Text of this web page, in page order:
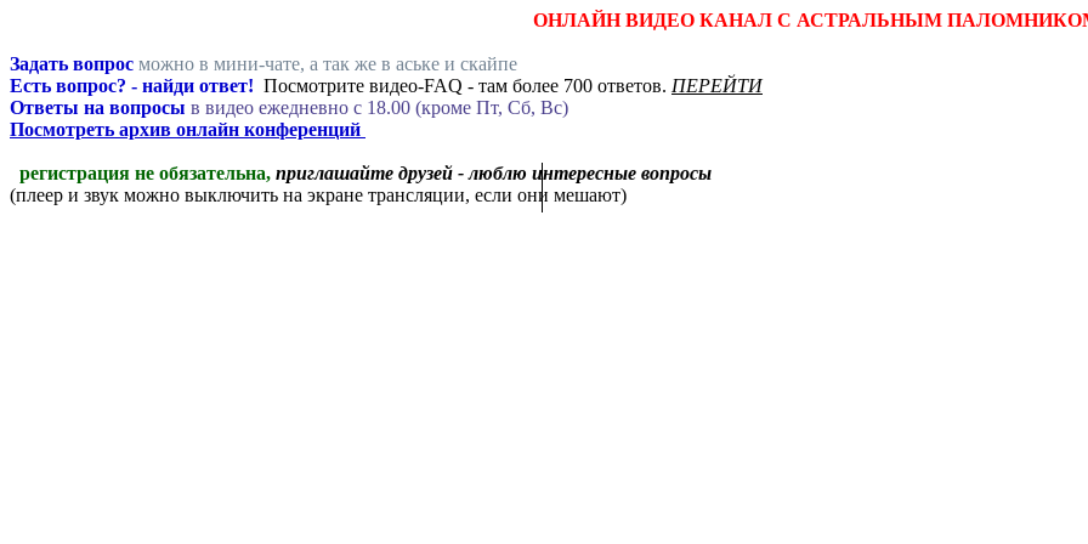
ОНЛАЙН ВИДЕО КАНАЛ С АСТРАЛЬНЫМ
Задать вопрос можно в мини-чате, а так же в аське и скайпе
Есть вопрос? - найди ответ! Посмотрите видео-FAQ - там более 700 ответов. ПЕРЕЙТИ
Ответы на вопросы в видео ежедневно c 18.00 (кроме Пт, Сб, Вс)
Посмотреть архив онлайн конференций
регистрация не обязательна, приглашайте друзей - люблю интересные вопросы
(плеер и звук можно выключить на экране трансляции, если они мешают)